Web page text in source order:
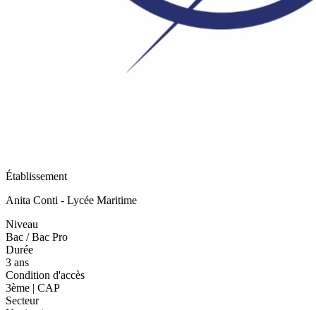
Établissement
Anita Conti - Lycée Maritime
Niveau
Bac / Bac Pro
Durée
3 ans
Condition d'accès
3ème | CAP
Secteur